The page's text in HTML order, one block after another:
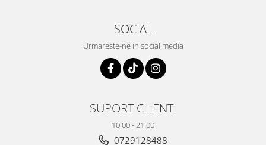
SOCIAL
Urmareste-ne in social media
SUPORT CLIENTI
10:00 - 21:00
0729128488